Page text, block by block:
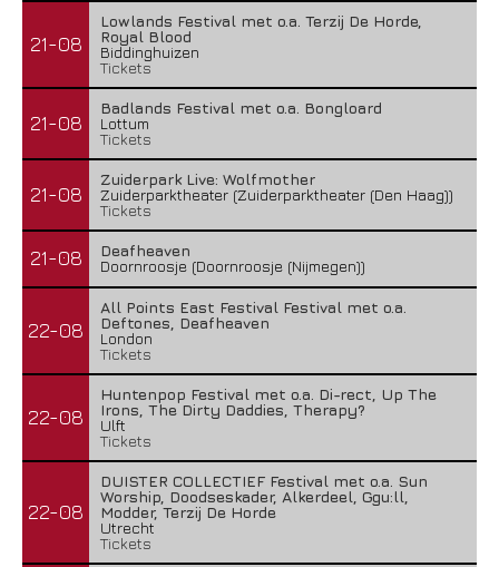
21-08
Lowlands Festival met o.a. Terzij De Horde,
Royal Blood
Biddinghuizen
Tickets
21-08
Badlands Festival met o.a. Bongloard
Lottum
Tickets
21-08
Zuiderpark Live: Wolfmother
Zuiderparktheater (Zuiderparktheater (Den Haag))
Tickets
21-08
Deafheaven
Doornroosje (Doornroosje (Nijmegen))
22-08
All Points East Festival Festival met o.a.
Deftones, Deafheaven
London
Tickets
22-08
Huntenpop Festival met o.a. Di-rect, Up The
Irons, The Dirty Daddies, Therapy?
Ulft
Tickets
22-08
DUISTER COLLECTIEF Festival met o.a. Sun
Worship, Doodseskader, Alkerdeel, Ggu:ll,
Modder, Terzij De Horde
Utrecht
Tickets